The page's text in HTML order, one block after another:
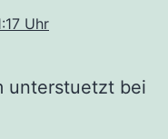
Uhr
unterstuetzt bei